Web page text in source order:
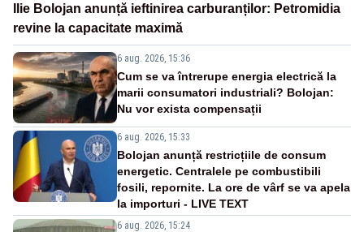
Ilie Bolojan anunță ieftinirea carburanților: Petromidia
revine la capacitate maximă
6 aug. 2026, 15:36
Cum se va întrerupe energia electrică la
marii consumatori industriali? Bolojan:
Nu vor exista compensații
6 aug. 2026, 15:33
Bolojan anunță restricțiile de consum
energetic. Centralele pe combustibili
fosili, repornite. La ore de vârf se va apela
la importuri - LIVE TEXT
6 aug. 2026, 15:24